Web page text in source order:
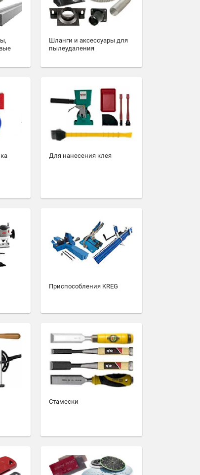
Шланги и аксессуары для
пылеудаления
Для нанесения клея
Приспособления KREG
Стамески